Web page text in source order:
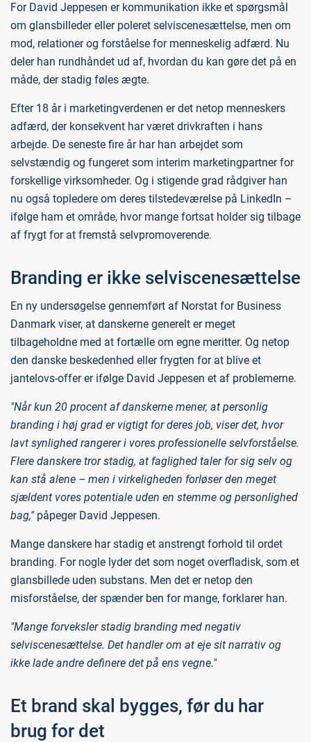
For David Jeppesen er kommunikation ikke et spørgsmål
om glansbilleder eller poleret selviscenesættelse, men om
mod, relationer og forståelse for menneskelig adfærd. Nu
deler han rundhåndet ud af, hvordan du kan gøre det på en
måde, der stadig føles ægte.
Efter 18 år i marketingverdenen er det netop menneskers
adfærd, der konsekvent har været drivkraften i hans
arbejde. De seneste fire år har han arbejdet som
selvstændig og fungeret som interim marketingpartner for
forskellige virksomheder. Og i stigende grad rådgiver han
nu også topledere om deres tilstedeværelse på LinkedIn –
ifølge ham et område, hvor mange fortsat holder sig tilbage
af frygt for at fremstå selvpromoverende.
Branding er ikke selviscenesættelse
En ny undersøgelse gennemført af Norstat for Business
Danmark viser, at danskerne generelt er meget
tilbageholdne med at fortælle om egne meritter. Og netop
den danske beskedenhed eller frygten for at blive et
jantelovs-offer er ifølge David Jeppesen et af problemerne.
"Når kun 20 procent af danskerne mener, at personlig
branding i høj grad er vigtigt for deres job, viser det, hvor
lavt synlighed rangerer i vores professionelle selvforståelse.
Flere danskere tror stadig, at faglighed taler for sig selv og
kan stå alene – men i virkeligheden forløser den meget
sjældent vores potentiale uden en stemme og personlighed
bag,"påpeger David Jeppesen.
Mange danskere har stadig et anstrengt forhold til ordet
branding. For nogle lyder det som noget overfladisk, som et
glansbillede uden substans. Men det er netop den
misforståelse, der spænder ben for mange, forklarer han.
"Mange forveksler stadig branding med negativ
selviscenesættelse. Det handler om at eje sit narrativ og
ikke lade andre definere det på ens vegne."
Et brand skal bygges, før du har
brug for det